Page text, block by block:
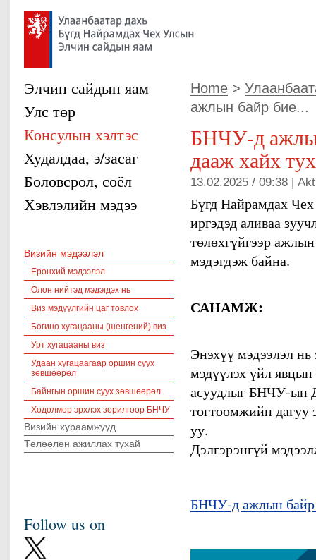
Home >
ажлын байр бие...
БНЧУ-д
дааж хайх
13.02.2025 / 09:38 |
Бүгд Найрамдах
иргэдэд аливаа
төлөхгүйгээр
мэдэгдэж байна.
САНАМЖ:
Энэхүү мэдээлэл
мэдүүлэх үйл явцын
асуудлыг БНЧУ-ын
тогтоомжийн дагуу
уу.
Дэлгэрэнгүй
БНЧУ-д ажлын байр
Элчин сайдын яам
Улс төр
Консулын хэлтэс
Худалдаа, э/засаг
Боловсрол, соёл
Хэвлэлийн мэдээ
Визийн мэдээлэл
Ерөнхий мэдээлэл
Олон нийтэд мэдэгдэх нь
Виз мэдүүлгийн цаг товлох
Богино хугацааны (шенгений) виз
Урт хугацааны виз
Удаан хугацаагаар оршин суух
зөвшөөрөл
Байнгын оршин суух зөвшөөрөл
Хөдөлмөр эрхлэх зорилгоор БНЧУ
Визийн хураамжууд
Төлөөлөн ажиллах тухай
Follow us on